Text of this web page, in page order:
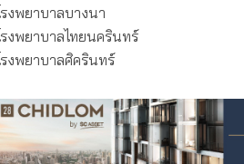
รงพยาบาลบางนา
รงพยาบาลไทยนครินทร์
รงพยาบาลศิครินทร์